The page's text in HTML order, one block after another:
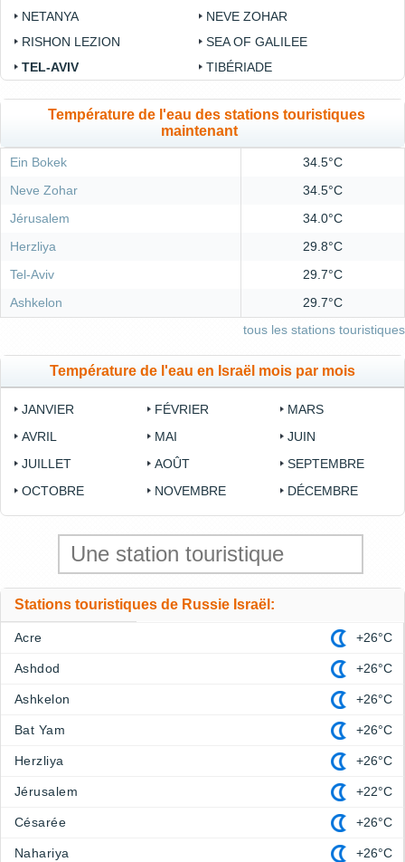
NETANYA
NEVE ZOHAR
RISHON LEZION
SEA OF GALILEE
TEL-AVIV
TIBÉRIADE
Température de l'eau des stations touristiques
maintenant
Ein Bokek
34.5°C
Neve Zohar
34.5°C
Jérusalem
34.0°C
Herzliya
29.8°C
Tel-Aviv
29.7°C
Ashkelon
29.7°C
tous les stations touristiques
Température de l'eau en Israël mois par mois
JANVIER FÉVRIER
MARS
AVRIL
MAI
JUIN
JUILLET
AOÛT
SEPTEMBRE
OCTOBRE
NOVEMBRE DÉCEMBRE
Stations touristiques de Russie Israël:
Acre +26°C
Ashdod +26°C
Ashkelon +26°C
Bat Yam +26°C
Herzliya +26°C
Jérusalem +22°C
Césarée +26°C
Nahariya +26°C